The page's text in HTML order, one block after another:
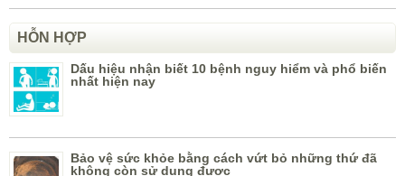
HỖN HỢP
Dấu hiệu nhận biết 10 bệnh nguy hiểm và phổ biến
nhất hiện nay
Bảo vệ sức khỏe bằng cách vứt bỏ những thứ đã
không còn sử dụng được